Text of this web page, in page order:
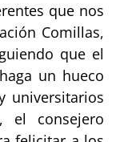
que nos
Comillas,
que el
un hueco
universitarios
el consejero